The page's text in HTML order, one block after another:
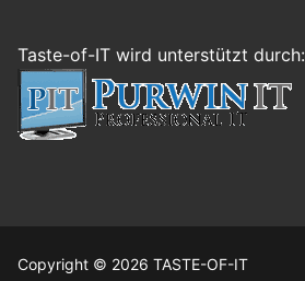
Taste-of-IT wird unterstützt durch:
Copyright © 2026 TASTE-OF-IT